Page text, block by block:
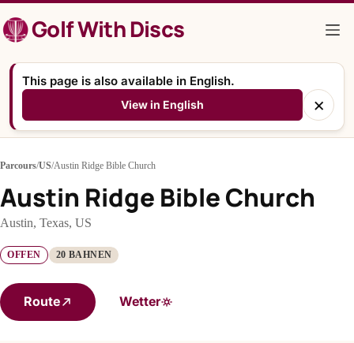
Inhalt
springenGolf With Discs
This page is also available in English.
View in English ×
Parcours/US/Austin Ridge Bible Church
Austin Ridge Bible Church
Austin, Texas, US
OFFEN 20 BAHNEN
Route Wetter